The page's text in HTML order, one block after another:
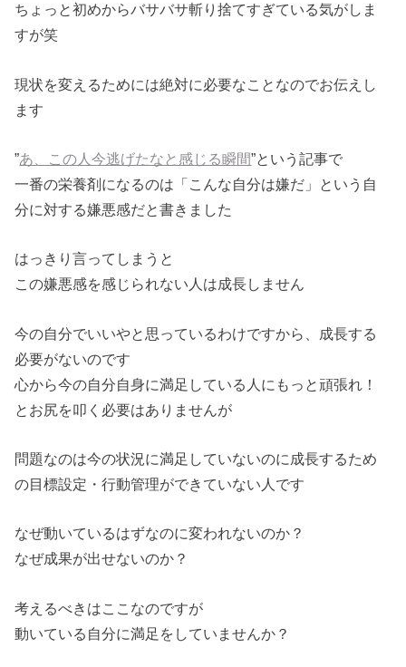
ちょっと初めからバサバサ斬り捨てすぎている気がしま
すが笑
現状を変えるためには絶対に必要なことなのでお伝えし
ます
”あ、この人今逃げたなと感じる瞬間”という記事で
一番の栄養剤になるのは「こんな自分は嫌だ」という自
分に対する嫌悪感だと書きました
はっきり言ってしまうと
この嫌悪感を感じられない人は成長しません
今の自分でいいやと思っているわけですから、成長する
必要がないのです
心から今の自分自身に満足している人にもっと頑張れ！
とお尻を叩く必要はありませんが
問題なのは今の状況に満足していないのに成長するため
の目標設定・行動管理ができていない人です
なぜ動いているはずなのに変われないのか？
なぜ成果が出せないのか？
考えるべきはここなのですが
動いている自分に満足をしていませんか？